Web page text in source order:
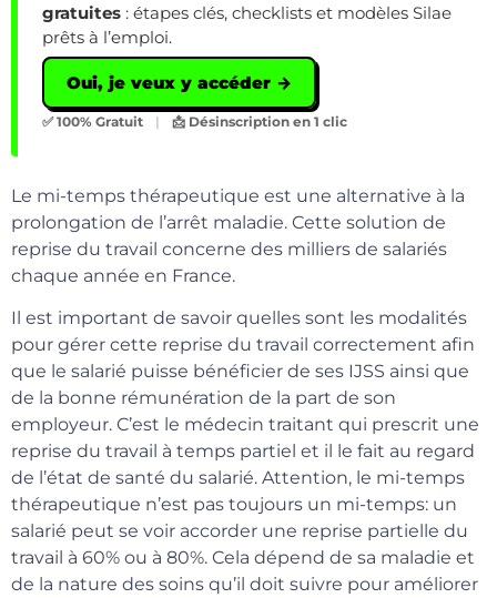
gratuites : étapes clés, checklists et modèles Silae
prêts à l’emploi.
Oui, je veux y accéder →
✅ 100% Gratuit | 📩 Désinscription en 1 clic
Le mi-temps thérapeutique est une alternative à la
prolongation de l’arrêt maladie. Cette solution de
reprise du travail concerne des milliers de salariés
chaque année en France.
Il est important de savoir quelles sont les modalités
pour gérer cette reprise du travail correctement afin
que le salarié puisse bénéficier de ses IJSS ainsi que
de la bonne rémunération de la part de son
employeur. C’est le médecin traitant qui prescrit une
reprise du travail à temps partiel et il le fait au regard
de l’état de santé du salarié. Attention, le mi-temps
thérapeutique n’est pas toujours un mi-temps: un
salarié peut se voir accorder une reprise partielle du
travail à 60% ou à 80%. Cela dépend de sa maladie et
de la nature des soins qu’il doit suivre pour améliorer